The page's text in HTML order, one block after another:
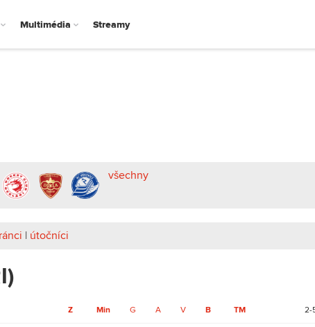
Multimédia Streamy
všechny
| útočníci
Z Min G A V B TM 2-